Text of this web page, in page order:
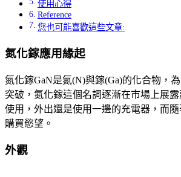
使用心得
Reference
您也可能喜歡這些文章:
氮化鎵應用緣起
氮化鎵GaN是氮(N)與鎵(Ga)的化合物，
突破，氮化鎵這個名詞逐漸在市場上展
使用，外出還是使用一邊的充電器，而
購買慾望。
外觀